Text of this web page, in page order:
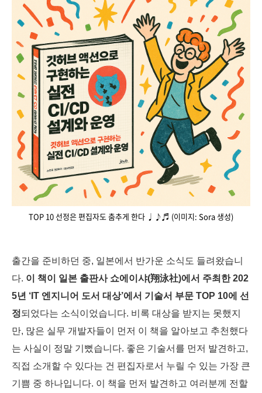
TOP 10 선정은 편집자도 춤추게 한다 ♩♪♬ (이미지: Sora 생성)
출간을 준비하던 중, 일본에서 반가운 소식도 들려왔습니
다. 이 책이 일본 출판사 쇼에이샤(翔泳社)에서 주최한 202
5년 ‘IT 엔지니어 도서 대상’에서 기술서 부문 TOP 10에 선
정되었다는 소식이었습니다. 비록 대상을 받지는 못했지
만, 많은 실무 개발자들이 먼저 이 책을 알아보고 추천했다
는 사실이 정말 기뻤습니다. 좋은 기술서를 먼저 발견하고,
직접 소개할 수 있다는 건 편집자로서 누릴 수 있는 가장 큰
기쁨 중 하나입니다. 이 책을 먼저 발견하고 여러분께 전할